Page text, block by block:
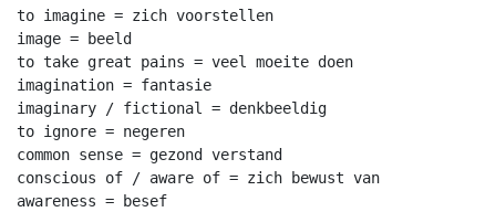
to imagine = zich voorstellen
image = beeld
to take great pains = veel moeite doen
imagination = fantasie
imaginary / fictional = denkbeeldig
to ignore = negeren
common sense = gezond verstand
conscious of / aware of = zich bewust van
awareness = besef